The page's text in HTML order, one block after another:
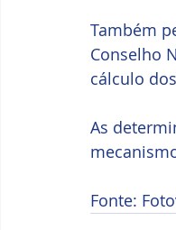
Também
Conselho
cálculo
As
Fonte: